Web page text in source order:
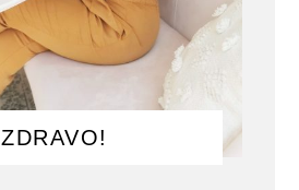
ZDRAVO!